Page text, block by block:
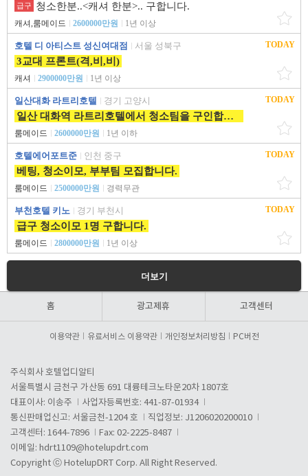
급구 청소한분..<캐셔 한분>.. 구합니다.
캐셔,룸메이드 2600000만원 1년 이상
호텔 디 아티스트 성신여대점 서울 성북구
3교대 프론트(격,비,비)
캐셔 2900000만원 1년 이상
TODAY
일산대화 라트리호텔 경기 고양시
일산 대화역 라트리호텔에서 청소팀을 구인합니다.
룸메이드 2600000만원 1년 이하
TODAY
호텔에어포트준 인천 중구
베팅, 청소이모, 부부팀 모집합니다.
룸메이드 2500000만원 경력무관
TODAY
부천호텔 키노 경기 부천시
급구 청소이모 1명 구합니다.
룸메이드 2800000만원 1년 이상
TODAY
더보기
홈 광고제휴 고객센터
이용약관 유료서비스 이용약관 개인정보처리방침 PC버전
주식회사 호텔업디알티
서울특별시 금천구 가산동 691 대륭테크노타운20차 1807호
대표이사: 이송주
사업자등록번호: 441-87-01934
통신판매업신고: 서울금천-1204 호
직업정보: J1206020200010
고객센터: 1644-7896
Fax: 02-2225-8487
이메일: hdrt1109@hotelupdrt.com
Copyright ⓒ HotelupDRT Corp. All Right Reserved.